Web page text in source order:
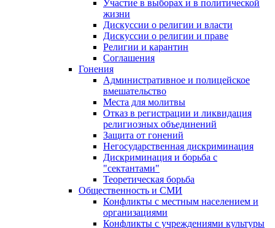
Участие в выборах и в политической
жизни
Дискуссии о религии и власти
Дискуссии о религии и праве
Религии и карантин
Соглашения
Гонения
Административное и полицейское
вмешательство
Места для молитвы
Отказ в регистрации и ликвидация
религиозных объединений
Защита от гонений
Негосударственная дискриминация
Дискриминация и борьба с
"сектантами"
Теоретическая борьба
Общественность и СМИ
Конфликты с местным населением и
организациями
Конфликты с учреждениями культуры